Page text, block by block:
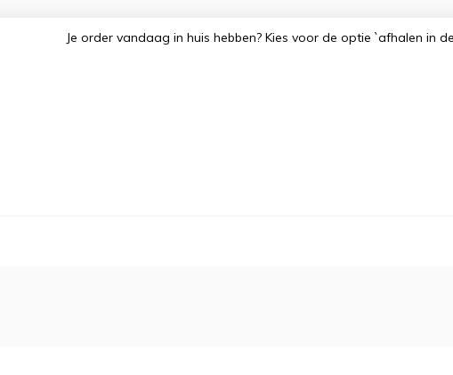
Je order vandaag in huis hebben? Kies voor de optie `afhalen in